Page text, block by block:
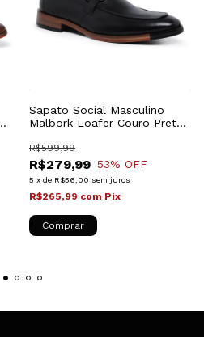
Sapato Social Masculino
Malbork Loafer Couro Preto
R$279,99
R$599,99
53% OFF
5 x de R$56,00 sem juros
R$265,99 com Pix
Comprar